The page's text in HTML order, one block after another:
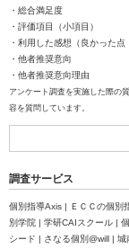
・総合満足度
・評価項目（小項目）
・利用した感想（良かった点
・他者推奨意向
・他者推奨意向理由
アンケート調査を実施した際の
容を質問しています。
調査サービス
個別指導Axis | ＥＣＣの個別
別学院 | 学研CAIスクール |
シード | さなる個別@will |